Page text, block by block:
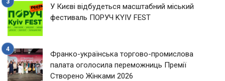
У Києві відбудеться масштабний міський
фестиваль ПОРУЧ KYIV FEST
Франко-українська торгово-промислова
палата оголосила переможниць Премії
Створено Жінками 2026